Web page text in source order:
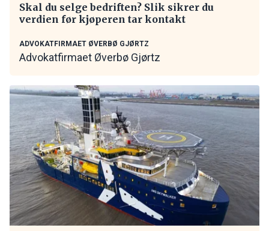
Skal du selge bedriften? Slik sikrer du
verdien før kjøperen tar kontakt
ADVOKATFIRMAET ØVERBØ GJØRTZ
Advokatfirmaet Øverbø Gjørtz